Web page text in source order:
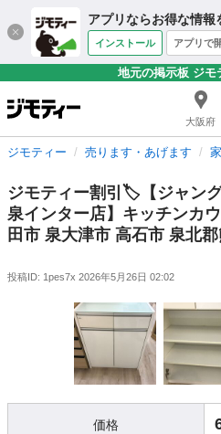
アプリならお得な情報
インストール アプリで
地元の掲示板 ジモ
大阪府
ジモティー 売ります・あげます
ジモティー割引🏷️【ジャン
泉インター店】キッチンカ
田市 泉大津市 高石市 泉北郡
投稿ID: 1pes7x 2026年5月26日 02:02
価格